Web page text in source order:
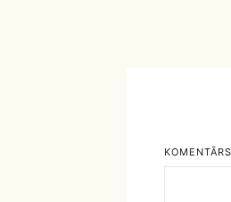
KOMENTĀRS